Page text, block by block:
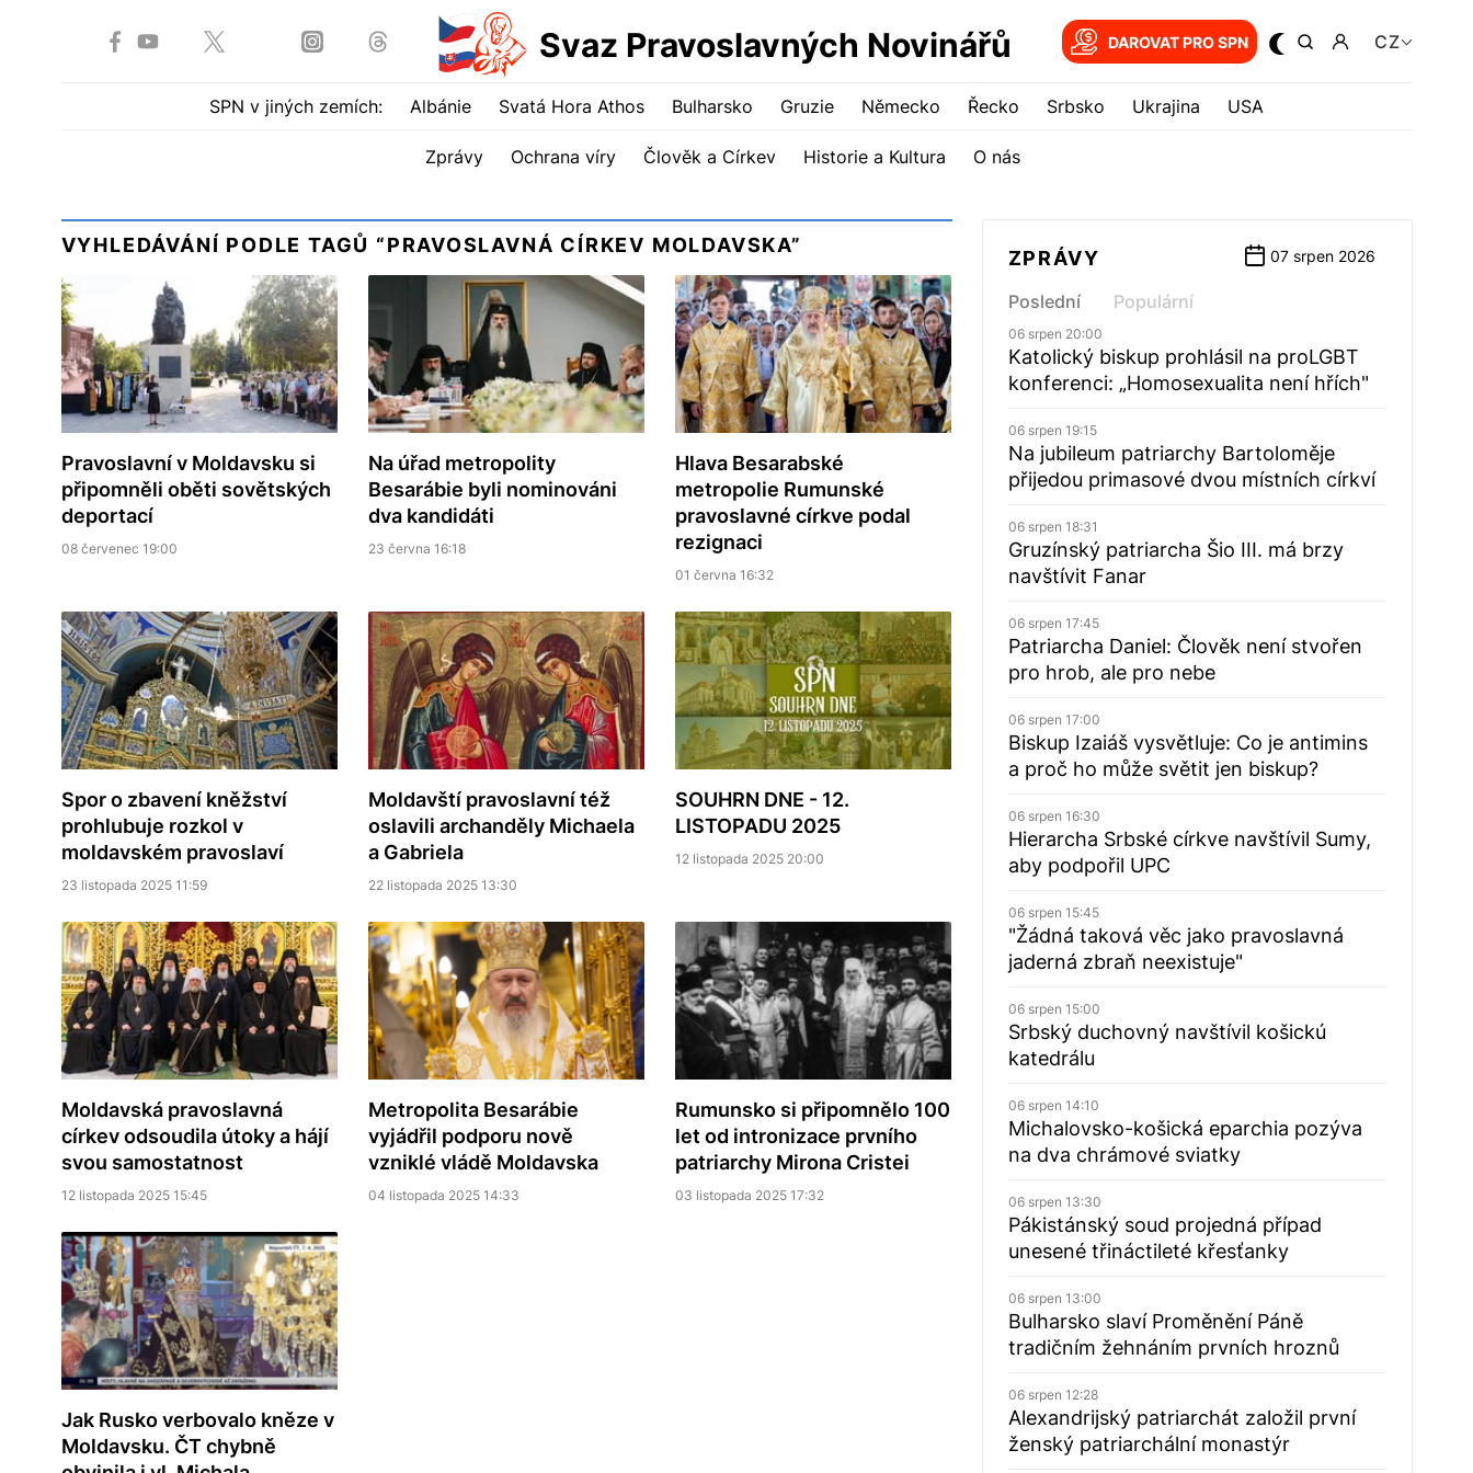
Svaz Pravoslavných Novinářů DAROVAT PRO SPN CZ
SPN v jiných zemích: Albánie Svatá Hora Athos Bulharsko Gruzie Německo Řecko Srbsko Ukrajina USA
Zprávy Ochrana víry Člověk a Církev Historie a Kultura O nás
VYHLEDÁVÁNÍ PODLE TAGŮ “PRAVOSLAVNÁ CÍRKEV MOLDAVSKA”
Pravoslavní v Moldavsku si
připomněli oběti sovětských
deportací
08 červenec 19:00
Na úřad metropolity
Besarábie byli nominováni
dva kandidáti
23 června 16:18
Hlava Besarabské
metropolie Rumunské
pravoslavné církve podal
rezignaci
01 června 16:32
Spor o zbavení kněžství
prohlubuje rozkol v
moldavském pravoslaví
23 listopada 2025 11:59
Moldavští pravoslavní též
oslavili archanděly Michaela
a Gabriela
22 listopada 2025 13:30
SOUHRN DNE - 12.
LISTOPADU 2025
12 listopada 2025 20:00
Moldavská pravoslavná
církev odsoudila útoky a hájí
svou samostatnost
12 listopada 2025 15:45
Metropolita Besarábie
vyjádřil podporu nově
vzniklé vládě Moldavska
04 listopada 2025 14:33
Rumunsko si připomnělo 100
let od intronizace prvního
patriarchy Mirona Cristei
03 listopada 2025 17:32
Jak Rusko verbovalo kněze v
Moldavsku. ČT chybně
ZPRÁVY 07 srpen 2026
Poslední Populární
06 srpen 20:00
Katolický biskup prohlásil na proLGBT
konferenci: „Homosexualita není hřích"
06 srpen 19:15
Na jubileum patriarchy Bartoloměje
přijedou primasové dvou místních církví
06 srpen 18:31
Gruzínský patriarcha Šio III. má brzy
navštívit Fanar
06 srpen 17:45
Patriarcha Daniel: Člověk není stvořen
pro hrob, ale pro nebe
06 srpen 17:00
Biskup Izaiáš vysvětluje: Co je antimins
a proč ho může světit jen biskup?
06 srpen 16:30
Hierarcha Srbské církve navštívil Sumy,
aby podpořil UPC
06 srpen 15:45
"Žádná taková věc jako pravoslavná
jaderná zbraň neexistuje"
06 srpen 15:00
Srbský duchovný navštívil košickú
katedrálu
06 srpen 14:10
Michalovsko-košická eparchia pozýva
na dva chrámové sviatky
06 srpen 13:30
Pákistánský soud projedná případ
unesené třináctileté křesťanky
06 srpen 13:00
Bulharsko slaví Proměnění Páně
tradičním žehnáním prvních hroznů
06 srpen 12:28
Alexandrijský patriarchát založil první
ženský patriarchální monastýr